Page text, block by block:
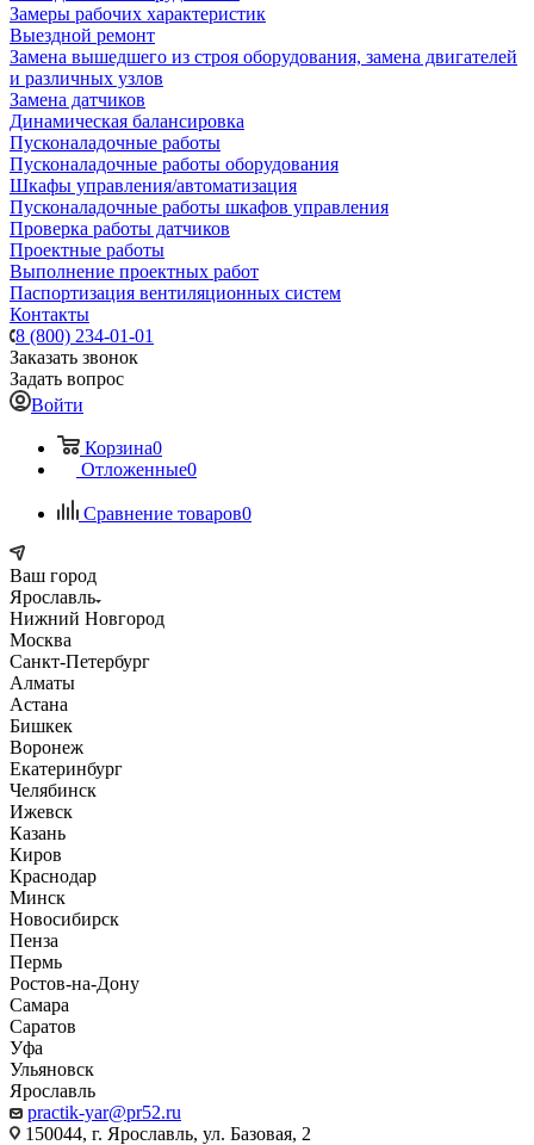
Замеры рабочих характеристик
Выездной ремонт
Замена вышедшего из строя оборудования, замена двигателей
и различных узлов
Замена датчиков
Динамическая балансировка
Пусконаладочные работы
Пусконаладочные работы оборудования
Шкафы управления/автоматизация
Пусконаладочные работы шкафов управления
Проверка работы датчиков
Проектные работы
Выполнение проектных работ
Паспортизация вентиляционных систем
Контакты
8 (800) 234-01-01
Заказать звонок
Задать вопрос
Войти
Корзина0
Отложенные0
Сравнение товаров0
Ваш город
Ярославль
Нижний Новгород
Москва
Санкт-Петербург
Алматы
Астана
Бишкек
Воронеж
Екатеринбург
Челябинск
Ижевск
Казань
Киров
Краснодар
Минск
Новосибирск
Пенза
Пермь
Ростов-на-Дону
Самара
Саратов
Уфа
Ульяновск
Ярославль
practik-yar@pr52.ru
150044, г. Ярославль, ул. Базовая, 2